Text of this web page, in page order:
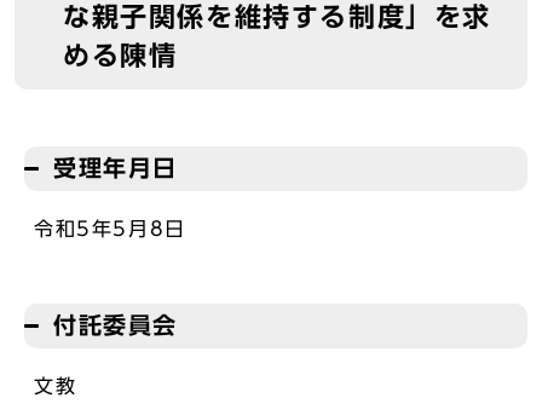
な親子関係を維持する制度」を求
める陳情
受理年月日
令和5年5月8日
付託委員会
文教